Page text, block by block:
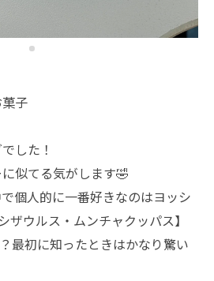
子
した！
似てる気がします🤣
個人的に一番好きなのはヨッシ
ザウルス・ムンチャクッパス】
最初に知ったときはかなり驚い